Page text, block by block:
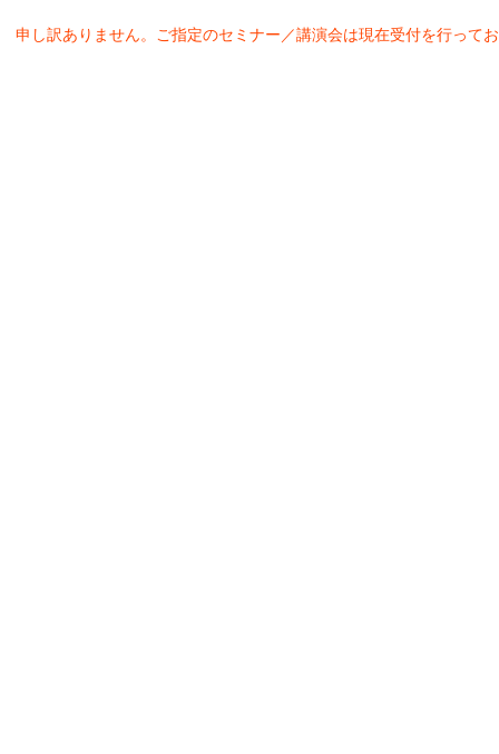
申し訳ありません。ご指定のセミナー／講演会は現在受付を行って